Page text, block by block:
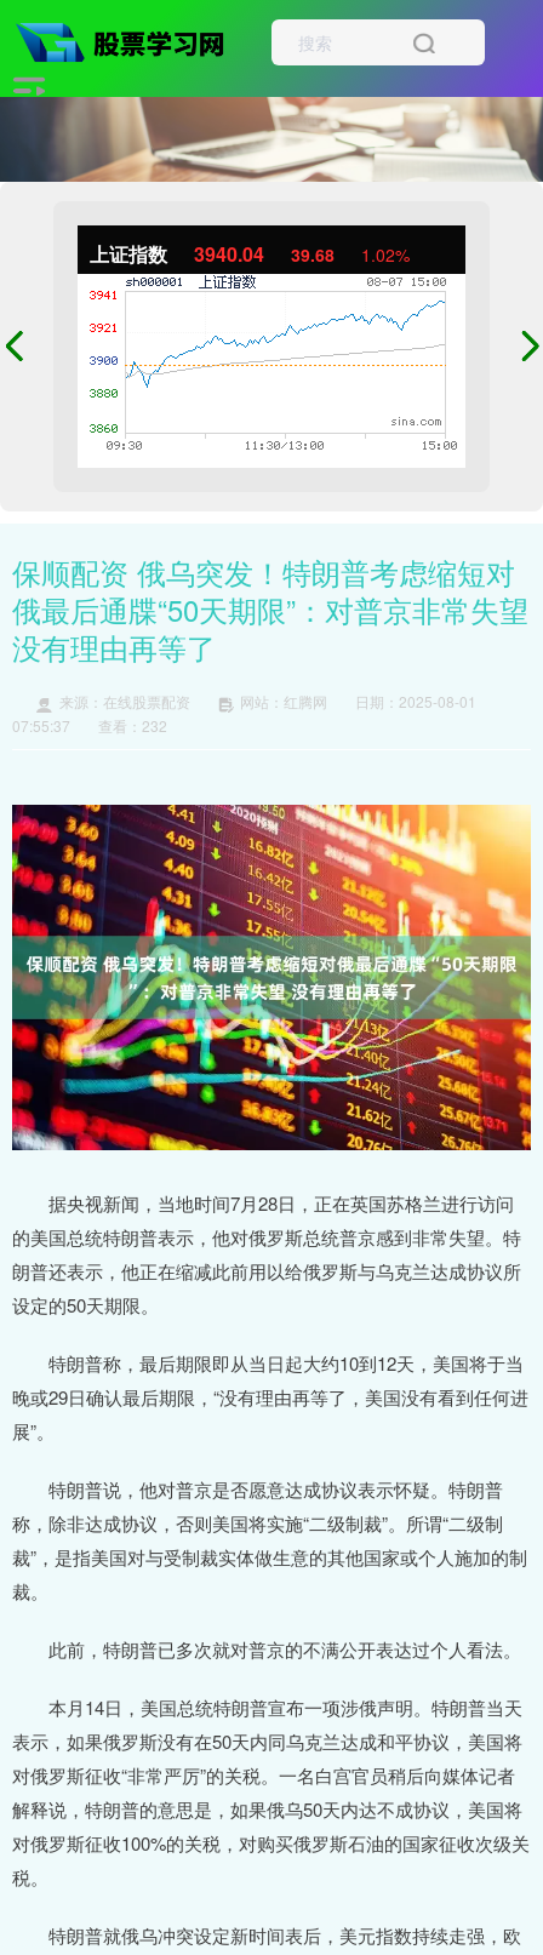
上证指数 3940.04 39.68 1.02%
保顺配资 俄乌突发！特朗普考虑缩短对
俄最后通牒“50天期限”：对普京非常失望
没有理由再等了
来源：在线股票配资 网站：红腾网
日期：2025-08-01
07:55:37
查看：232
据央视新闻，当地时间7月28日，正在英国苏格兰进行访问
的美国总统特朗普表示，他对俄罗斯总统普京感到非常失望。特
朗普还表示，他正在缩减此前用以给俄罗斯与乌克兰达成协议所
设定的50天期限。
特朗普称，最后期限即从当日起大约10到12天，美国将于当
晚或29日确认最后期限，“没有理由再等了，美国没有看到任何进
展”。
特朗普说，他对普京是否愿意达成协议表示怀疑。特朗普
称，除非达成协议，否则美国将实施“二级制裁”。所谓“二级制
裁”，是指美国对与受制裁实体做生意的其他国家或个人施加的制
裁。
此前，特朗普已多次就对普京的不满公开表达过个人看法。
本月14日，美国总统特朗普宣布一项涉俄声明。特朗普当天
表示，如果俄罗斯没有在50天内同乌克兰达成和平协议，美国将
对俄罗斯征收“非常严厉”的关税。一名白宫官员稍后向媒体记者
解释说，特朗普的意思是，如果俄乌50天内达不成协议，美国将
对俄罗斯征收100%的关税，对购买俄罗斯石油的国家征收次级关
税。
特朗普就俄乌冲突设定新时间表后，美元指数持续走强，欧